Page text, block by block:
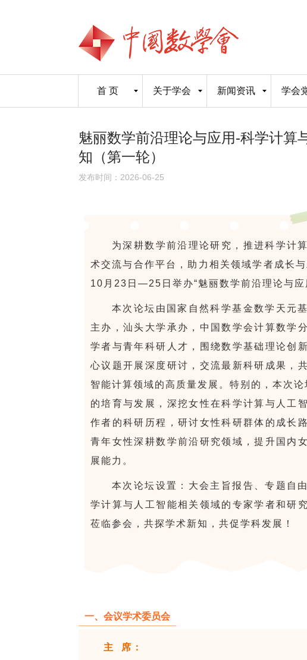
首 页 关于学会 新闻资讯 学会
魅丽数学前沿理论与应用-科学计算
知（第一轮）
发布时间：2026-06-25
为深耕数学前沿理论研究，推进科学计
术交流与合作平台，助力相关领域学者成长
10月23日—25日举办“魅丽数学前沿理论与
本次论坛由国家自然科学基金数学天元
主办，汕头大学承办，中国数学会计算数学
学者与青年科研人才，围绕数学基础理论创
心议题开展深度研讨，交流最新科研成果，
智能计算领域的高质量发展。特别的，本次
的培育与发展，深挖女性在科学计算与人工
作者的科研历程，研讨女性科研群体的成长
青年女性深耕数学前沿研究领域，提升国内
展能力。
本次论坛设置：大会主旨报告、专题自
学计算与人工智能相关领域的专家学者和研
莅临参会，共探学术新知，共促学科发展！
一、会议学术委员会
主 席：